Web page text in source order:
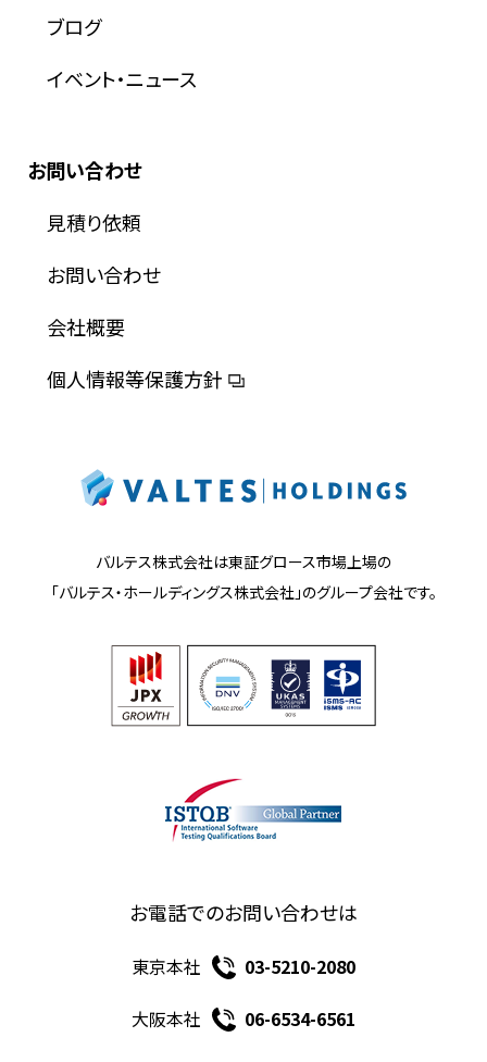
ブログ
イベント・ニュース
お問い合わせ
見積り依頼
お問い合わせ
会社概要
個人情報等保護方針
バルテス株式会社は東証グロース市場上場の
「バルテス・ホールディングス株式会社」のグループ会社です。
お電話でのお問い合わせは
東京本社
03-5210-2080
大阪本社
06-6534-6561